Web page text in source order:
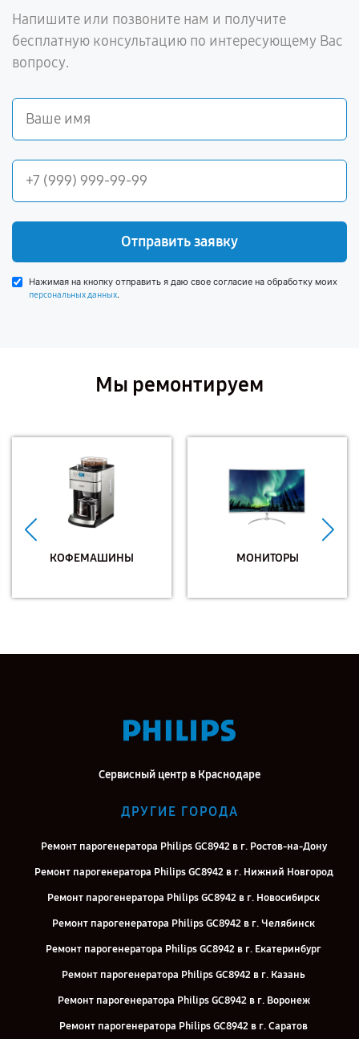
Напишите или позвоните нам и получите
бесплатную консультацию по интересующему Вас
вопросу.
Отправить заявку
Нажимая на кнопку отправить я даю свое согласие на обработку моих
персональных данных.
Мы ремонтируем
КОФЕМАШИНЫ МОНИТОРЫ
Сервисный центр в Краснодаре
ДРУГИЕ ГОРОДА
Ремонт парогенератора Philips GC8942 в г. Ростов-на-Дону
Ремонт парогенератора Philips GC8942 в г. Нижний Новгород
Ремонт парогенератора Philips GC8942 в г. Новосибирск
Ремонт парогенератора Philips GC8942 в г. Челябинск
Ремонт парогенератора Philips GC8942 в г. Екатеринбург
Ремонт парогенератора Philips GC8942 в г. Казань
Ремонт парогенератора Philips GC8942 в г. Воронеж
Ремонт парогенератора Philips GC8942 в г. Саратов